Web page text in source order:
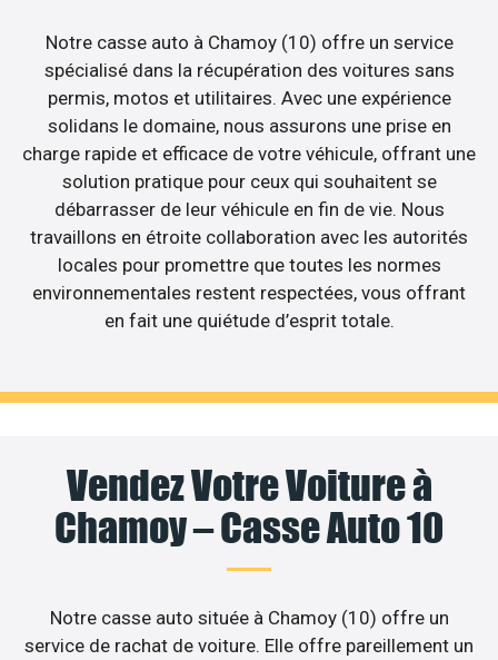
Notre casse auto à Chamoy (10) offre un service
spécialisé dans la récupération des voitures sans
permis, motos et utilitaires. Avec une expérience
solidans le domaine, nous assurons une prise en
charge rapide et efficace de votre véhicule, offrant une
solution pratique pour ceux qui souhaitent se
débarrasser de leur véhicule en fin de vie. Nous
travaillons en étroite collaboration avec les autorités
locales pour promettre que toutes les normes
environnementales restent respectées, vous offrant
en fait une quiétude d’esprit totale.
Vendez Votre Voiture à
Chamoy – Casse Auto 10
Notre casse auto située à Chamoy (10) offre un
service de rachat de voiture. Elle offre pareillement un